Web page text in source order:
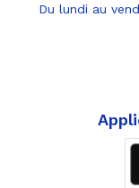
Du lundi au